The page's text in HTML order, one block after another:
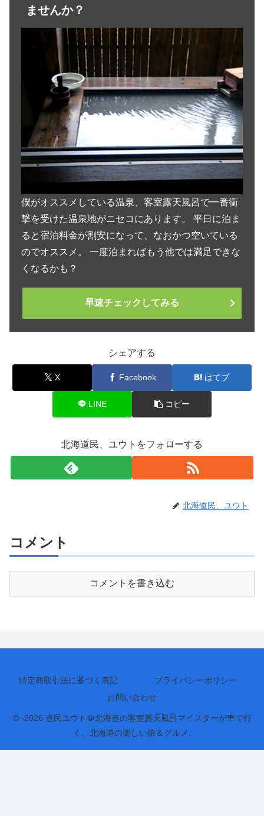
ませんか？
僕がオススメしている温泉、客室露天風呂で一番衝
撃を受けた温泉地がニセコにあります。 平日に泊ま
ると宿泊料金が割安になって、なおかつ空いている
のでオススメ。 一度泊まればもう他では満足できな
くなるかも？
早速チェックしてみる
シェアする
X Facebook はてブ
LINE コピー
北海道民、ユウトをフォローする
北海道民、ユウト
コメント
コメントを書き込む
特定商取引法に基づく表記
プライバシーポリシー
お問い合わせ
© -2026 道民ユウト＠北海道の客室露天風呂マイスターが車で行
く、北海道の楽しい旅＆グルメ.